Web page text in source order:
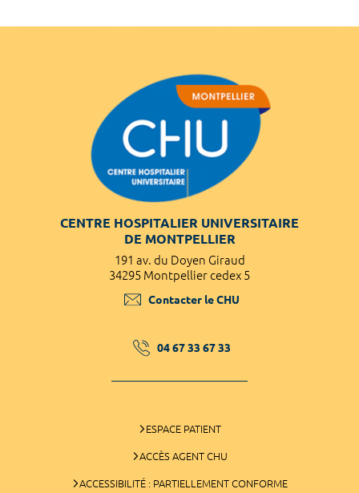
CENTRE HOSPITALIER UNIVERSITAIRE
DE MONTPELLIER
191 av. du Doyen Giraud
34295 Montpellier cedex 5
Contacter le CHU
04 67 33 67 33
ESPACE PATIENT
ACCÈS AGENT CHU
ACCESSIBILITÉ : PARTIELLEMENT CONFORME